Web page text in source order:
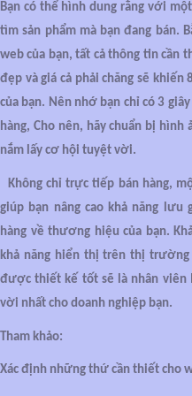
Bạn có thể hình dung rằng với
tìm sản phẩm mà bạn đang bán.
web của bạn, tất cả thông tin cần
đẹp và giá cả phải chăng sẽ khiến
của bạn. Nên nhớ bạn chỉ có 3
hàng, Cho nên, hãy chuẩn bị
nắm lấy cơ hội tuyệt vời.
Không chỉ trực tiếp bán hàng,
giúp bạn nâng cao khả năng lưu
hàng về thương hiệu của bạn.
khả năng hiển thị trên thị trường
được thiết kế tốt sẽ là nhân viên
vời nhất cho doanh nghiệp bạn.
Tham khảo:
Xác định những thứ cần thiết cho